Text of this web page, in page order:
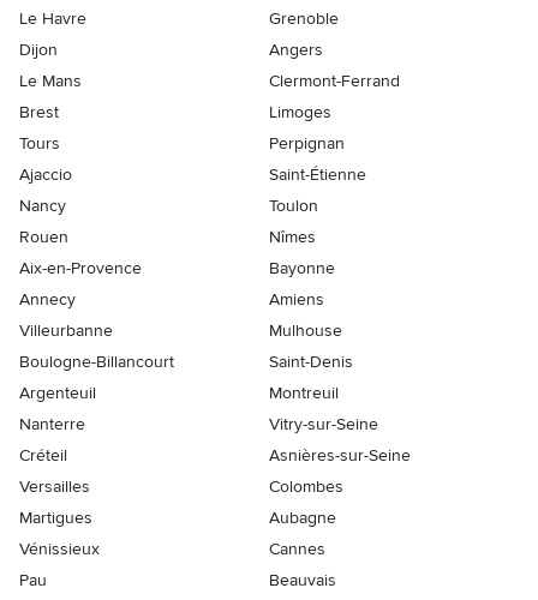
Le Havre
Grenoble
Dijon
Angers
Le Mans
Clermont-Ferrand
Brest
Limoges
Tours
Perpignan
Ajaccio
Saint-Étienne
Nancy
Toulon
Rouen
Nîmes
Aix-en-Provence
Bayonne
Annecy
Amiens
Villeurbanne
Mulhouse
Boulogne-Billancourt
Saint-Denis
Argenteuil
Montreuil
Nanterre
Vitry-sur-Seine
Créteil
Asnières-sur-Seine
Versailles
Colombes
Martigues
Aubagne
Vénissieux
Cannes
Pau
Beauvais